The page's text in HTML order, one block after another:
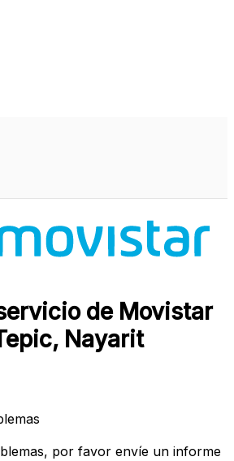
de Movistar
Nayarit
por favor envíe un informe